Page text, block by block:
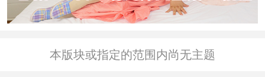
本版块或指定的范围内尚无主题